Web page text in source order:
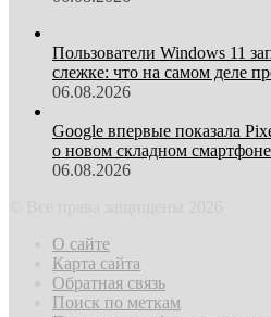
Пользователи Windows 11
слежке: что на самом деле
06.08.2026
Google впервые показала
о новом складном
06.08.2026
О сайте
Карта сайта
Обратная связь
Поиск по меткам